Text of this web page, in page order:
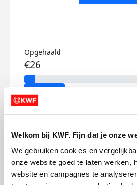
Welkom bij KWF. Fijn dat je onze
We gebruiken cookies en
onze website goed te laten werken,
website en campagnes te
Opgehaald
€26
Doneer